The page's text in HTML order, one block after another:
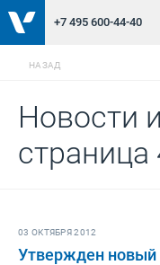
+7 495 600-44-40
НАЗАД
Новости
страница
03 ОКТЯБРЯ 2012
Утвержден